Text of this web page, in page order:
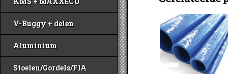
V-Buggy + delen
Aluminium
Stoelen/Gordels/FIA